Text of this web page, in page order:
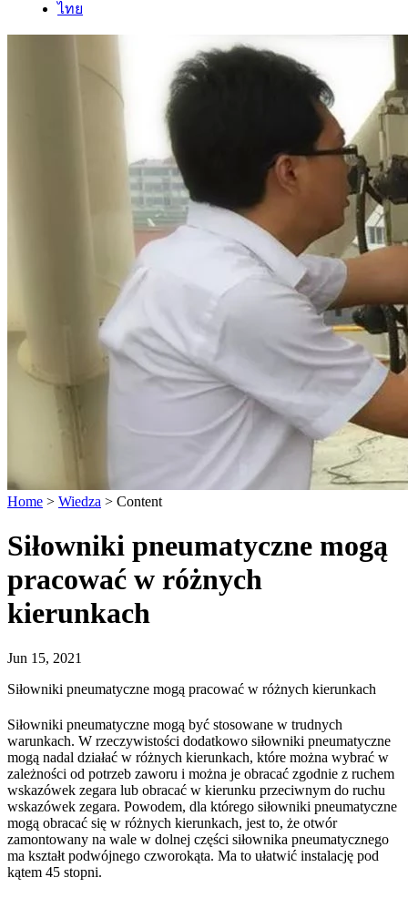
ไทย
Home > Wiedza > Content
Siłowniki pneumatyczne mogą
pracować w różnych
kierunkach
Jun 15, 2021
Siłowniki pneumatyczne mogą pracować w różnych kierunkach
Siłowniki pneumatyczne mogą być stosowane w trudnych
warunkach. W rzeczywistości dodatkowo siłowniki pneumatyczne
mogą nadal działać w różnych kierunkach, które można wybrać w
zależności od potrzeb zaworu i można je obracać zgodnie z ruchem
wskazówek zegara lub obracać w kierunku przeciwnym do ruchu
wskazówek zegara. Powodem, dla którego siłowniki pneumatyczne
mogą obracać się w różnych kierunkach, jest to, że otwór
zamontowany na wale w dolnej części siłownika pneumatycznego
ma kształt podwójnego czworokąta. Ma to ułatwić instalację pod
kątem 45 stopni.